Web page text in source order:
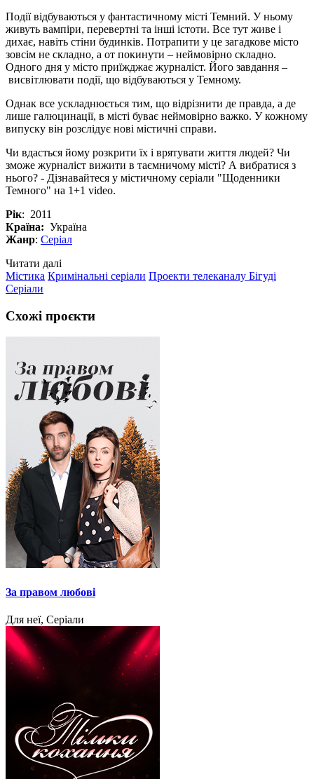
Події відбуваються у фантастичному місті Темний. У ньому
живуть вампіри, перевертні та інші істоти. Все тут живе і
дихає, навіть стіни будинків. Потрапити у це загадкове місто
зовсім не складно, а от покинути – неймовірно складно.
Одного дня у місто приїжджає журналіст. Його завдання –
висвітлювати події, що відбуваються у Темному.
Однак все ускладнюється тим, що відрізнити де правда, а де
лише галюцинації, в місті буває неймовірно важко. У кожному
випуску він розслідує нові містичні справи.
Чи вдасться йому розкрити їх і врятувати життя людей? Чи
зможе журналіст вижити в таємничому місті? А вибратися з
нього? - Дізнавайтеся у містичному серіали "Щоденники
Темного" на 1+1 video.
Рік: 2011
Країна: Україна
Жанр: Серіал
Читати далі
Містика Кримінальні серіали Проекти телеканалу Бігуді
Серіали
Схожі проєкти
За правом любові
Для неї, Серіали